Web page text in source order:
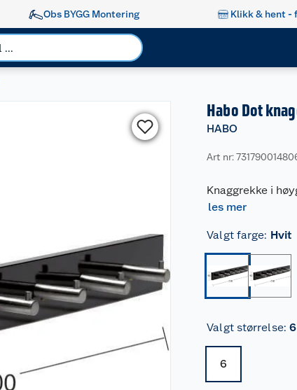
Obs BYGG Montering Klikk & hent -
Habo Dot
HABO
Art nr:
Knaggrekke i
les mer
Valgt farge: Hvit
Valgt størrelse: 6
6